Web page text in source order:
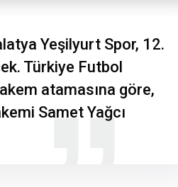
Yeşilyurt Spor, 12.
Türkiye Futbol
atamasına göre,
Samet Yağcı